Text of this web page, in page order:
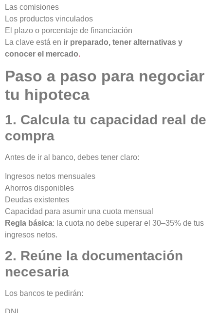
Las comisiones
Los productos vinculados
El plazo o porcentaje de financiación
La clave está en ir preparado, tener alternativas y
conocer el mercado.
Paso a paso para negociar
tu hipoteca
1. Calcula tu capacidad real de
compra
Antes de ir al banco, debes tener claro:
Ingresos netos mensuales
Ahorros disponibles
Deudas existentes
Capacidad para asumir una cuota mensual
Regla básica: la cuota no debe superar el 30–35% de tus
ingresos netos.
2. Reúne la documentación
necesaria
Los bancos te pedirán: